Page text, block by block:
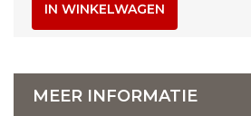
IN WINKELWAGEN
MEER INFORMATIE